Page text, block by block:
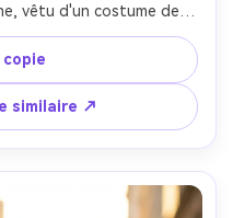
vêtu d'un costume de
blanche, montre
sans couture, éclairage
doux, Sony A7IV,
champ peu profonde,
ambiance d'entreprise
réalisme de retouche
mise au point nette,
neutres-AR 4:5
similaire ↗